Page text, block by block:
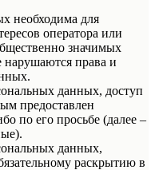
необходима для
оператора или
значимых
нарушаются права и
данных, доступ
предоставлен
по его просьбе (далее –
данных,
раскрытию в